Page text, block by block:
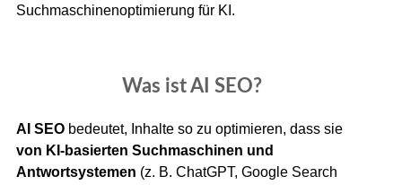
Suchmaschinenoptimierung für KI.
Was ist AI SEO?
AI SEObedeutet, Inhalte so zu optimieren, dass sie
von KI-basierten Suchmaschinen und
Antwortsystemen (z. B. ChatGPT, Google Search